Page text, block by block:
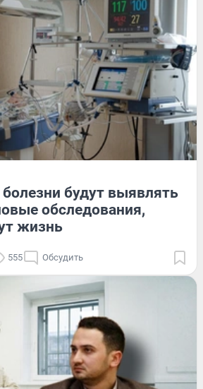
будут выявлять
обследования,
жизнь
555 Обсудить